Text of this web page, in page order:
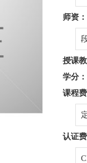
师资：
授课教
学分：
课程费
认证费